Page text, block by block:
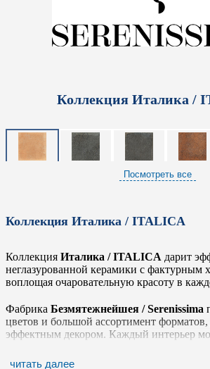
Коллекция Италика /
Посмотреть все
Коллекция Италика / ITALICA
Коллекция Италика / ITALICA дарит
неглазурованной керамики с фактурным
воплощая очаровательную красоту в
Фабрика Безмятежнейшея / Serenissima
цветов и большой ассортимент
эффектным декором. Каждый интерьер
благодаря богатой палитре коллекции: от
читать далее